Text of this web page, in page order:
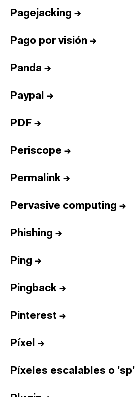
Pagejacking →
Pago por visión →
Panda →
Paypal →
PDF →
Periscope →
Permalink →
Pervasive computing →
Phishing →
Ping →
Pingback →
Pinterest →
Píxel →
Píxeles escalables o 'sp'